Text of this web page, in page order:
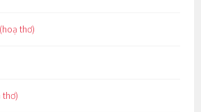
thơ)
thơ)